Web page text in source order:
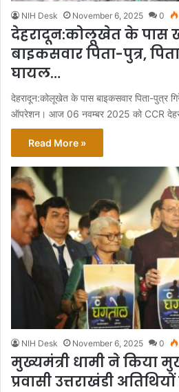
NIH Desk November 6, 2025 0
देहरादून:कोलूखेत के पास
बाइकसवार पिता-पुत्र,
घायल…
देहरादून:कोलूखेत के पास बाइकसवार पिता-पुत्र
ऑपरेशन। आज 06 नवम्बर 2025 को CCR
Read More »
NIH Desk November 6, 2025 0
मुख्यमंत्री धामी ने किया
प्रवासी उत्तराखंडी